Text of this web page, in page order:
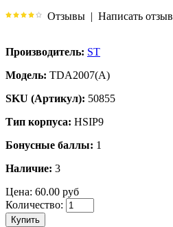
Отзывы | Написать отзыв
Производитель: ST
Модель: TDA2007(A)
SKU (Артикул): 50855
Тип корпуса: HSIP9
Бонусные баллы: 1
Наличие: 3
Цена: 60.00 руб
Количество:
Купить